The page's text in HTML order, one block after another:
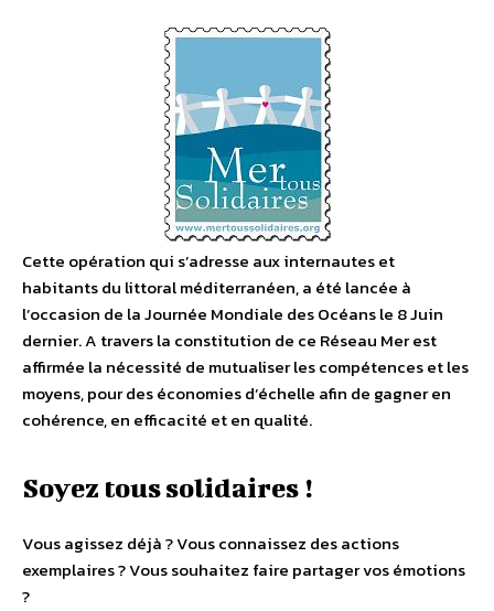
Cette opération qui s’adresse aux internautes et
habitants du littoral méditerranéen, a été lancée à
l’occasion de la Journée Mondiale des Océans le 8 Juin
dernier. A travers la constitution de ce Réseau Mer est
affirmée la nécessité de mutualiser les compétences et les
moyens, pour des économies d’échelle afin de gagner en
cohérence, en efficacité et en qualité.
Soyez tous solidaires !
Vous agissez déjà ? Vous connaissez des actions
exemplaires ? Vous souhaitez faire partager vos émotions
?